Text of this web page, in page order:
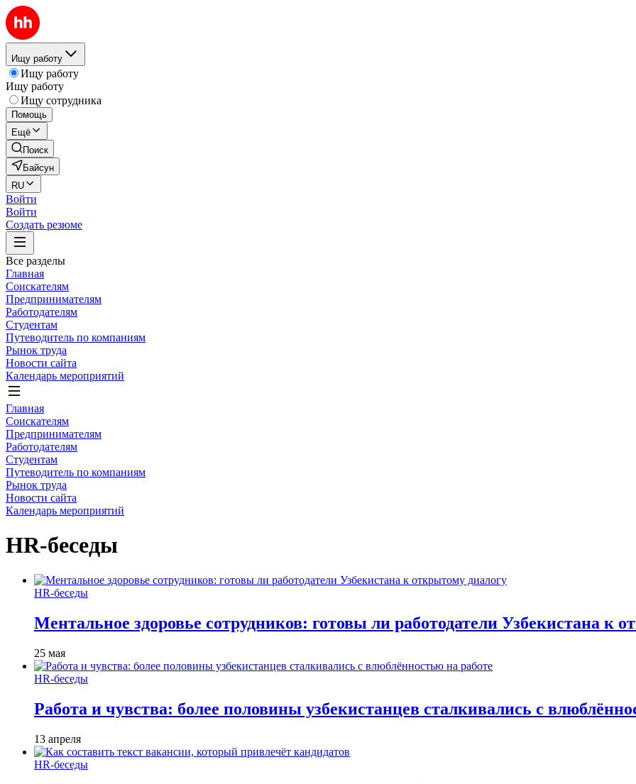
Ищу работу
Ищу работу
Ищу работу
Ищу сотрудника
Помощь
Ещё
Поиск
Байсун
RU
Войти
Войти
Создать резюме
Все разделы
Главная
Соискателям
Предпринимателям
Работодателям
Студентам
Путеводитель по компаниям
Рынок труда
Новости сайта
Календарь мероприятий
Главная
Соискателям
Предпринимателям
Работодателям
Студентам
Путеводитель по компаниям
Рынок труда
Новости сайта
Календарь мероприятий
HR-беседы
HR-беседы
Ментальное здоровье сотрудников: готовы ли работодатели Узбекистана к
25 мая
HR-беседы
Работа и чувства: более половины узбекистанцев сталкивались с
13 апреля
HR-беседы